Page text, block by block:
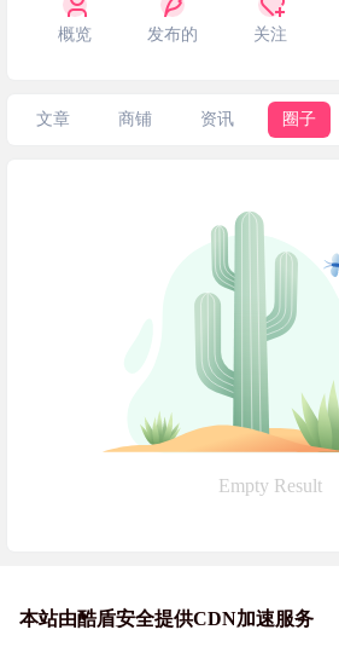
概览 发布的 关注
文章 商铺 资讯 圈子
Empty Result
本站由酷盾安全提供CDN加速服务